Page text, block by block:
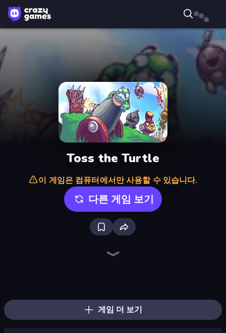
Toss the Turtle
이 게임은 컴퓨터에서만 사용할 수 있습니다.
다른 게임 보기
게임 더 보기